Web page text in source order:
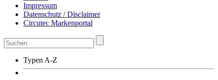
Impressum
Datenschutz / Disclaimer
Circutec Markenportal
Typen A-Z